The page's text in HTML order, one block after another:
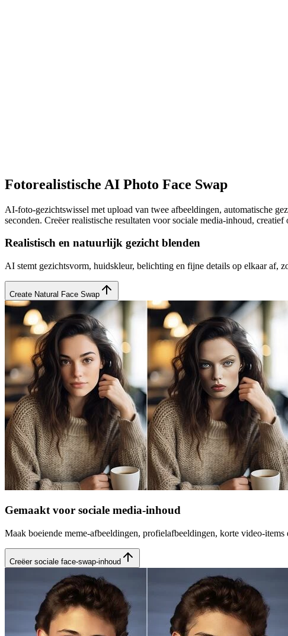
Fotorealistische AI ​​Photo Face Swap
AI-foto-gezichtswissel met upload van twee afbeeldingen, automatische
seconden. Creëer realistische resultaten voor sociale media-inhoud,
Realistisch en natuurlijk gezicht blenden
AI stemt gezichtsvorm, huidskleur, belichting en fijne details op elkaar af,
Create Natural Face Swap
Gemaakt voor sociale media-inhoud
Maak boeiende meme-afbeeldingen, profielafbeeldingen, korte video-
Creëer sociale face-swap-inhoud